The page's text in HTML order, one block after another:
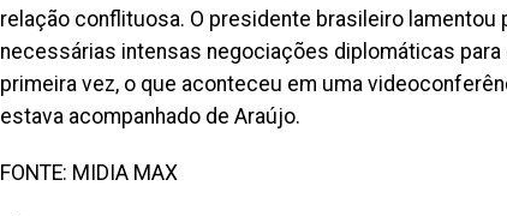
relação conflituosa. O presidente brasileiro
necessárias intensas negociações diplomáticas
primeira vez, o que aconteceu em uma
estava acompanhado de Araújo.
FONTE: MIDIA MAX